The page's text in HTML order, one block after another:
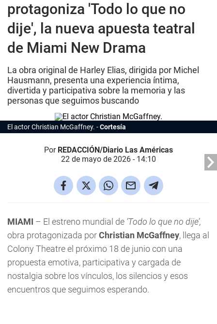
protagoniza 'Todo lo que no
dije', la nueva apuesta teatral
de Miami New Drama
La obra original de Harley Elias, dirigida por Michel
Hausmann, presenta una experiencia íntima,
divertida y participativa sobre la memoria y las
personas que seguimos buscando
El actor Christian McGaffney. Cortesía
Por REDACCIÓN/Diario Las Américas
22 de mayo de 2026 - 14:10
MIAMI – El estreno mundial de ‘Todo lo que no dije’,
obra protagonizada porChristian McGaffney, llega al
Colony Theatre el próximo 18 de junio con una
propuesta emotiva, participativa y cargada de
nostalgia sobre los vínculos, los silencios y esos
encuentros que seguimos esperando.